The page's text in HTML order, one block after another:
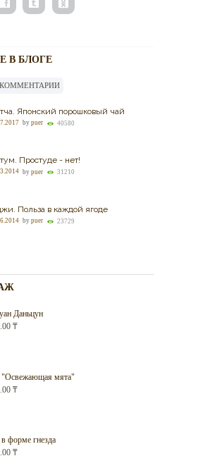
В БЛОГЕ
КОММЕНТАРИИ
Японский порошковый чай
by puer 40580
Простуде - нет!
by puer 31210
Польза в каждой ягоде
by puer 23729
Даньцун
₸
мята"
₸
форме гнезда
₸